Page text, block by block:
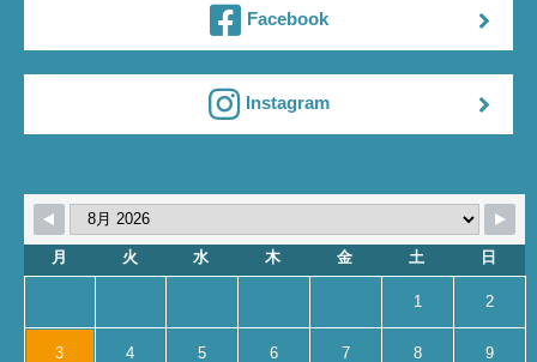
Facebook
Instagram
月 火 水 木 金 土 日
1 2
3 4 5 6 7 8 9